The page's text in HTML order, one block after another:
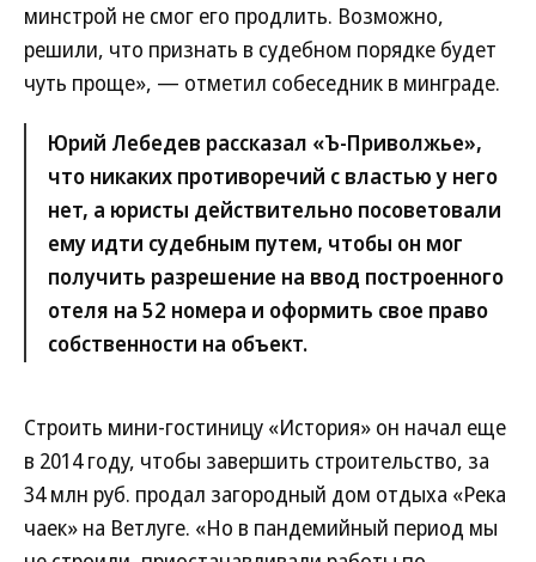
минстрой не смог его продлить. Возможно,
решили, что признать в судебном порядке будет
чуть проще», — отметил собеседник в минграде.
Юрий Лебедев рассказал «Ъ-Приволжье»,
что никаких противоречий с властью у него
нет, а юристы действительно посоветовали
ему идти судебным путем, чтобы он мог
получить разрешение на ввод построенного
отеля на 52 номера и оформить свое право
собственности на объект.
Строить мини-гостиницу «История» он начал еще
в 2014 году, чтобы завершить строительство, за
34 млн руб. продал загородный дом отдыха «Река
чаек» на Ветлуге. «Но в пандемийный период мы